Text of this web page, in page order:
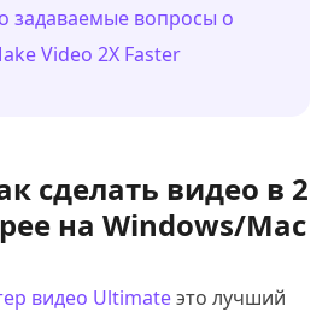
задаваемые вопросы о
Video 2X Faster
сделать видео в 2
на Windows/Mac
видео Ultimateэто лучший